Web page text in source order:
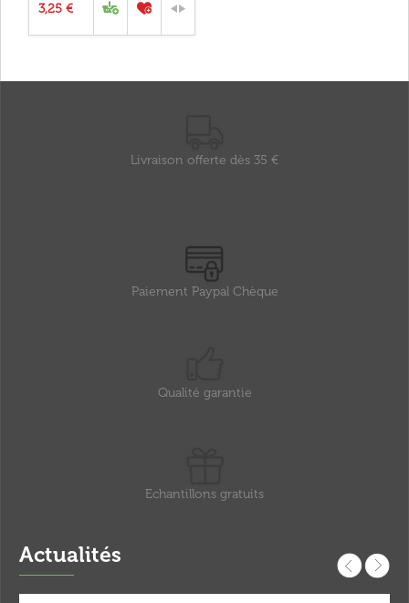
3,25 €
Livraison offerte dès 35 €
Paiement Paypal Chèque
Qualité garantie
Echantillons gratuits
Actualités